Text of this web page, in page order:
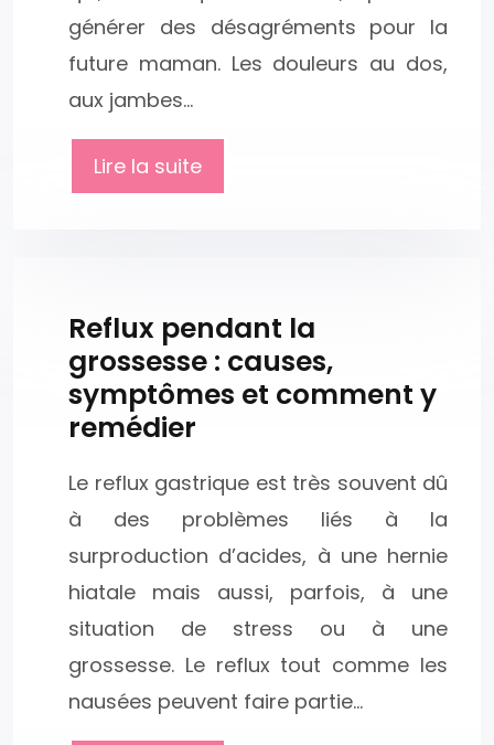
générer des désagréments pour la
future maman. Les douleurs au dos,
aux jambes…
Lire la suite
Reflux pendant la
grossesse : causes,
symptômes et comment y
remédier
Le reflux gastrique est très souvent dû
à des problèmes liés à la
surproduction d’acides, à une hernie
hiatale mais aussi, parfois, à une
situation de stress ou à une
grossesse. Le reflux tout comme les
nausées peuvent faire partie…